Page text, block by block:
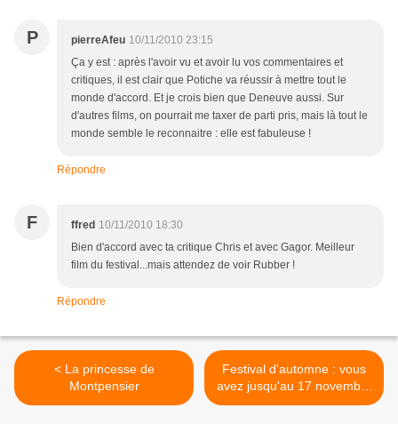
P pierreAfeu 10/11/2010 23:15
Ça y est : après l'avoir vu et avoir lu vos commentaires et
critiques, il est clair que Potiche va réussir à mettre tout le
monde d'accord. Et je crois bien que Deneuve aussi. Sur
d'autres films, on pourrait me taxer de parti pris, mais là tout le
monde semble le reconnaitre : elle est fabuleuse !
Répondre
F ffred 10/11/2010 18:30
Bien d'accord avec ta critique Chris et avec Gagor. Meilleur
film du festival...mais attendez de voir Rubber !
Répondre
< La princesse de
Montpensier
Festival d'automne : vous
avez jusqu'au 17 novembre
pour voter >